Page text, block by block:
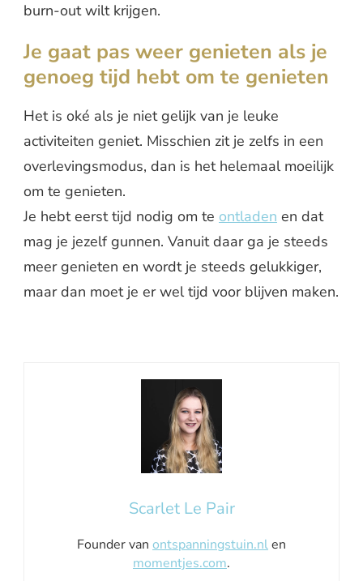
burn-out wilt krijgen.
Je gaat pas weer genieten als je
genoeg tijd hebt om te genieten
Het is oké als je niet gelijk van je leuke
activiteiten geniet. Misschien zit je zelfs in een
overlevingsmodus, dan is het helemaal moeilijk
om te genieten.
Je hebt eerst tijd nodig om te ontladen en dat
mag je jezelf gunnen. Vanuit daar ga je steeds
meer genieten en wordt je steeds gelukkiger,
maar dan moet je er wel tijd voor blijven maken.
Scarlet Le Pair
Founder van ontspanningstuin.nlen
momentjes.com.